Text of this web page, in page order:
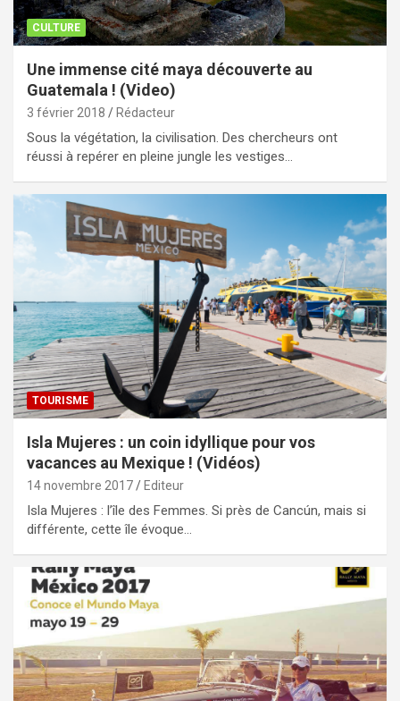
CULTURE
Une immense cité maya découverte au
Guatemala ! (Video)
3 février 2018 Rédacteur
Sous la végétation, la civilisation. Des chercheurs ont
réussi à repérer en pleine jungle les vestiges…
TOURISME
Isla Mujeres : un coin idyllique pour vos
vacances au Mexique ! (Vidéos)
14 novembre 2017 Editeur
Isla Mujeres : l’île des Femmes. Si près de Cancún, mais si
différente, cette île évoque…